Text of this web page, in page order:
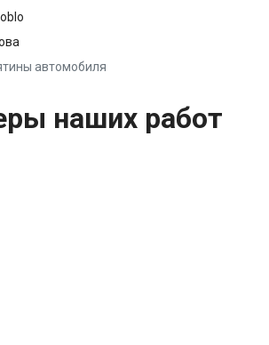
автомобиля
наших работ